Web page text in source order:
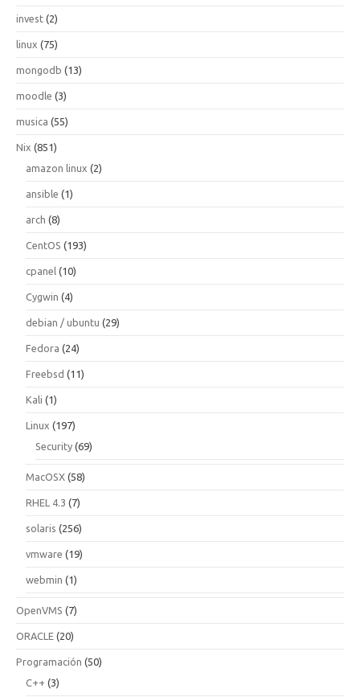
invest (2)
linux (75)
mongodb (13)
moodle (3)
musica (55)
Nix (851)
amazon linux (2)
ansible (1)
arch (8)
CentOS (193)
cpanel (10)
Cygwin (4)
debian / ubuntu (29)
Fedora (24)
Freebsd (11)
Kali (1)
Linux (197)
Security (69)
MacOSX (58)
RHEL 4.3 (7)
solaris (256)
vmware (19)
webmin (1)
OpenVMS (7)
ORACLE (20)
Programación (50)
C++ (3)